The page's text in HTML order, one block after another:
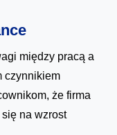
między pracą a
czynnikiem
że firma
na wzrost